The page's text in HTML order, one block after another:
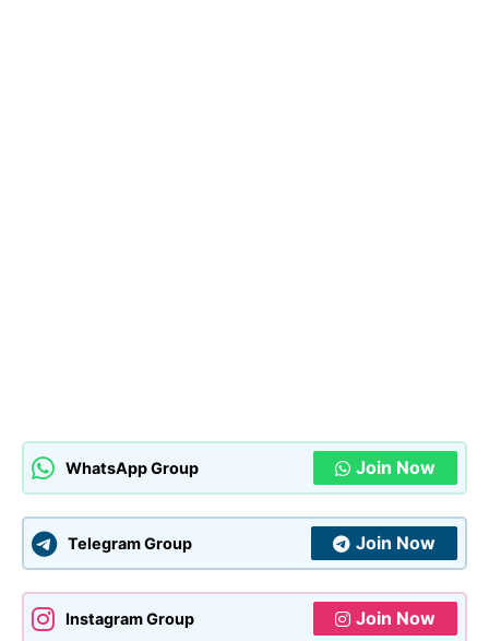
WhatsApp Group Join Now
Telegram Group Join Now
Instagram Group Join Now